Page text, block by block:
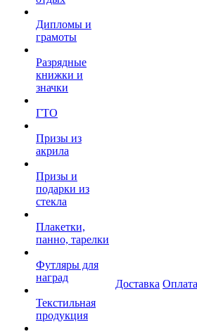
Дипломы и
грамоты
Разрядные
книжки и
значки
ГТО
Призы из
акрила
Призы и
подарки из
стекла
Плакетки,
панно, тарелки
Футляры для
наград
Текстильная
продукция
Доставка Оплата